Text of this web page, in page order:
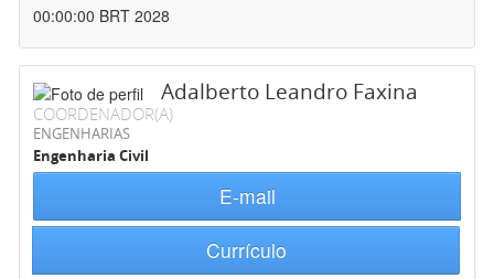
00:00:00 BRT 2028
Adalberto Leandro Faxina
COORDENADOR(A)
ENGENHARIAS
Engenharia Civil
E-mail
Currículo